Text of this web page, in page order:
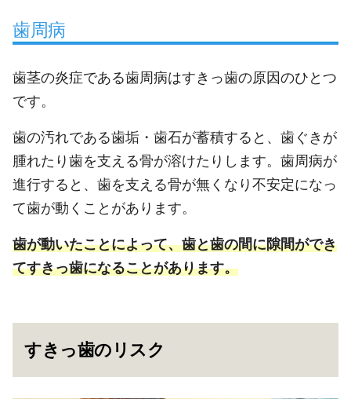
歯周病
歯茎の炎症である歯周病はすきっ歯の原因のひとつ
です。
歯の汚れである歯垢・歯石が蓄積すると、歯ぐきが
腫れたり歯を支える骨が溶けたりします。歯周病が
進行すると、歯を支える骨が無くなり不安定になっ
て歯が動くことがあります。
歯が動いたことによって、歯と歯の間に隙間ができ
てすきっ歯になることがあります。
すきっ歯のリスク